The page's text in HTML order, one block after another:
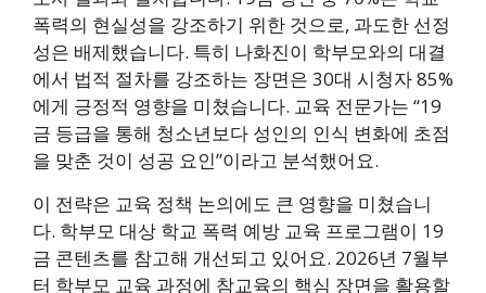
폭력의 현실성을 강조하기 위한 것으로, 과도한 선정
성은 배제했습니다. 특히 나화진이 학부모와의 대결
에서 법적 절차를 강조하는 장면은 30대 시청자 85%
에게 긍정적 영향을 미쳤습니다. 교육 전문가는 “19
금 등급을 통해 청소년보다 성인의 인식 변화에 초점
을 맞춘 것이 성공 요인”이라고 분석했어요.
이 전략은 교육 정책 논의에도 큰 영향을 미쳤습니
다. 학부모 대상 학교 폭력 예방 교육 프로그램이 19
금 콘텐츠를 참고해 개선되고 있어요. 2026년 7월부
터 학부모 교육 과정에 참교육의 핵심 장면을 활용할